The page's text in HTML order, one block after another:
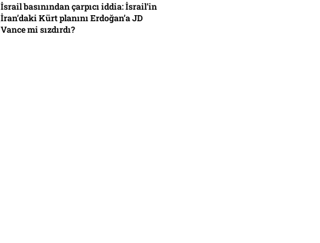
İsrail basınından çarpıcı iddia: İsrail’in
İran’daki Kürt planını Erdoğan’a JD
Vance mi sızdırdı?